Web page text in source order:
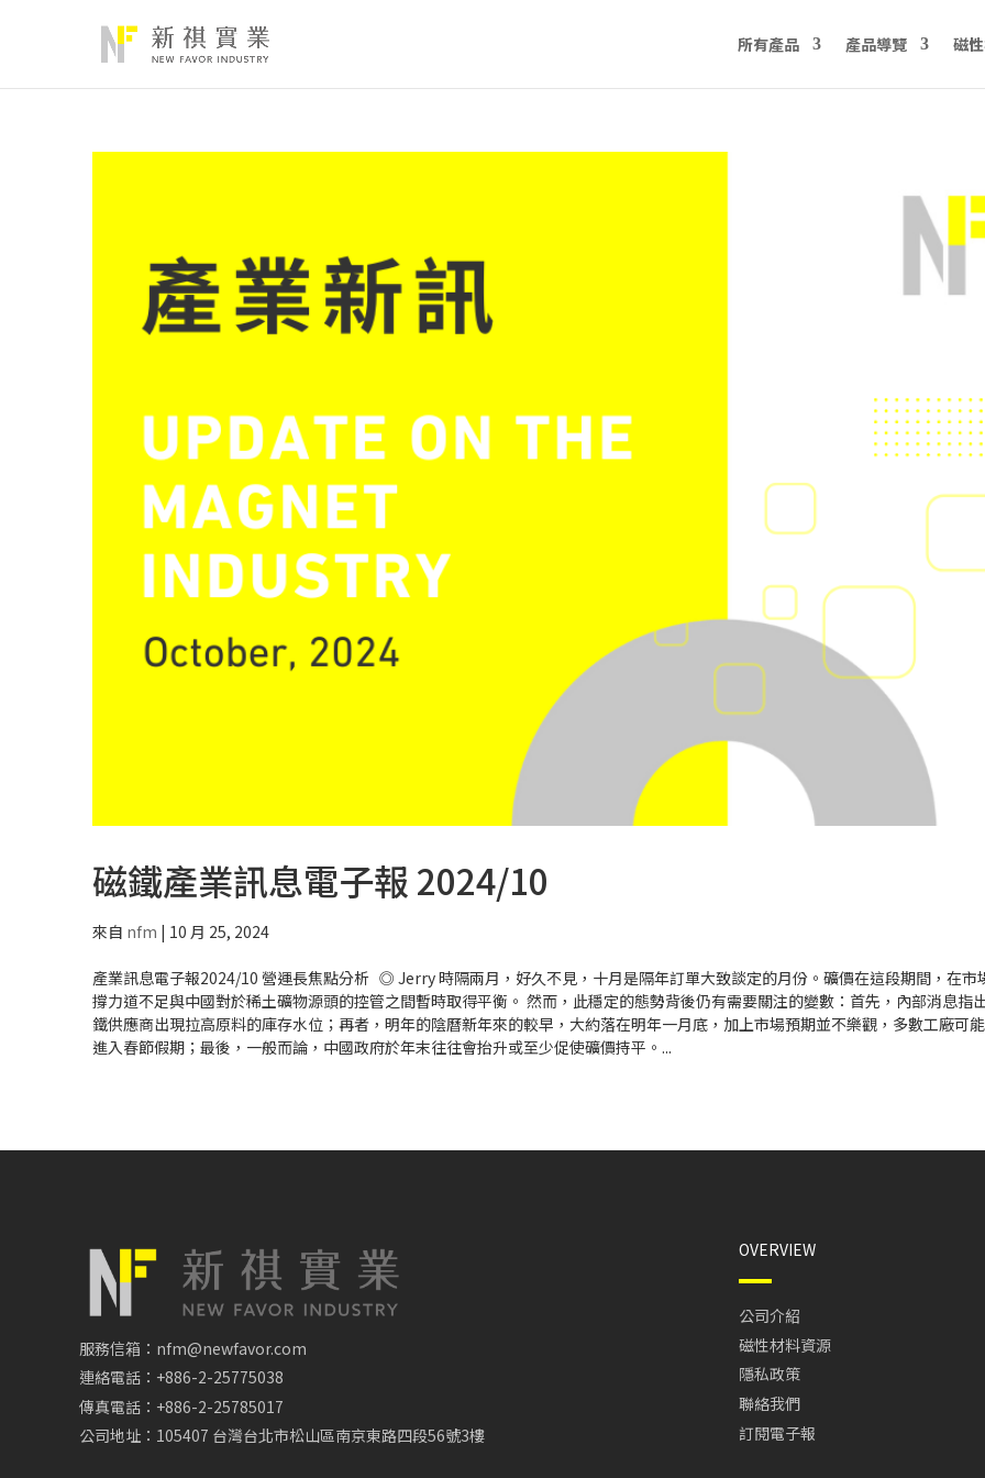
所有產品 產品導覽 磁
磁鐵產業訊息電子報 2024/10
來自 nfm | 10 月 25, 2024
產業訊息電子報2024/10 營運長焦點分析 ◎ Jerry 時隔兩月，好久不見，十月是隔年訂單大致談定的月份。礦價在這段期間，在市
撐力道不足與中國對於稀土礦物源頭的控管之間暫時取得平衡。 然而，此穩定的態勢背後仍有需要關注的變數：首先，內部消息指
鐵供應商出現拉高原料的庫存水位；再者，明年的陰曆新年來的較早，大約落在明年一月底，加上市場預期並不樂觀，多數工廠可
進入春節假期；最後，一般而論，中國政府於年末往往會抬升或至少促使礦價持平。...
服務信箱：nfm@newfavor.com
連絡電話：+886-2-25775038
傳真電話：+886-2-25785017
公司地址：105407 台灣台北市松山區南京東路四段56號3樓
OVERVIEW
公司介紹
磁性材料資源
隱私政策
聯絡我們
訂閱電子報